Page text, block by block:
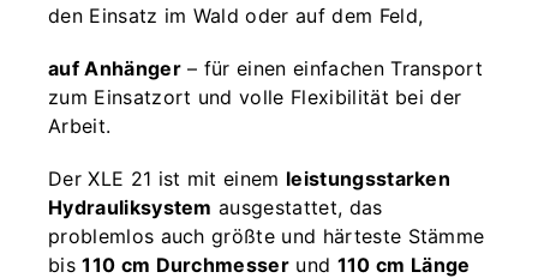
den Einsatz im Wald oder auf dem Feld,
auf Anhänger– für einen einfachen Transport
zum Einsatzort und volle Flexibilität bei der
Arbeit.
Der XLE 21 ist mit einem leistungsstarken
Hydrauliksystem ausgestattet, das
problemlos auch größte und härteste Stämme
bis110 cm Durchmesser und 110 cm Länge